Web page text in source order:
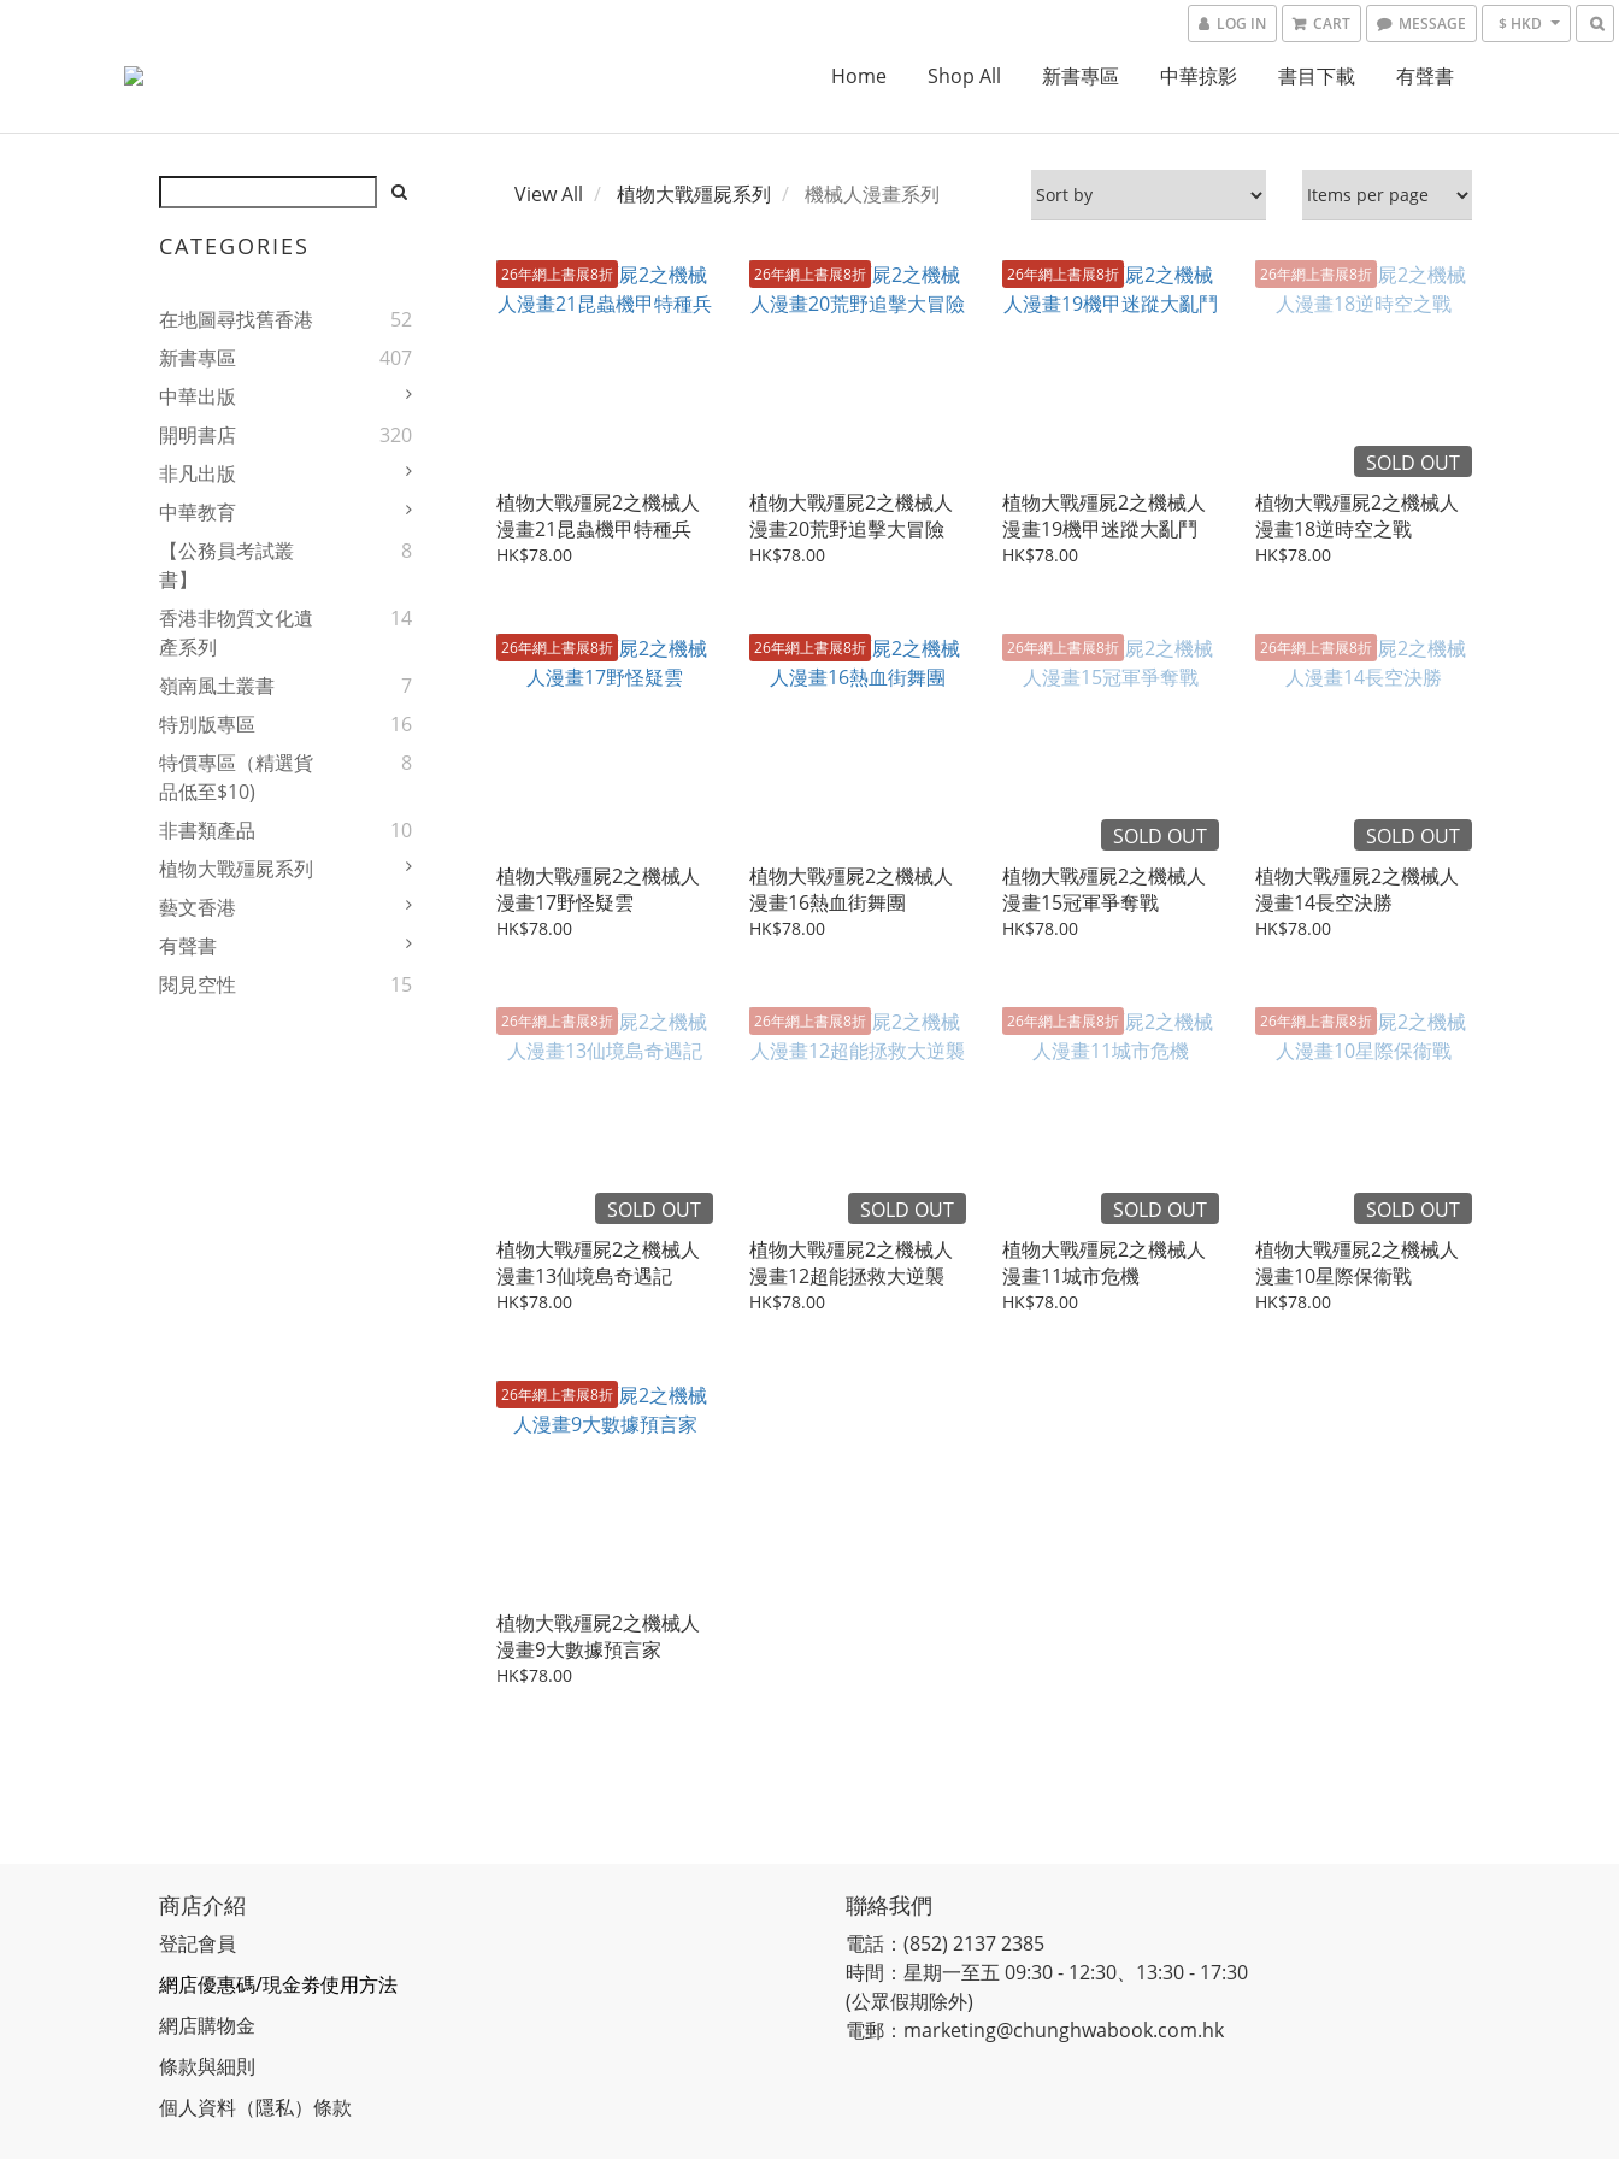
LOG IN CART MESSAGE $ HKD
Home Shop All 新書專區 中華掠影 書目下載 有聲書
CATEGORIES
在地圖尋找舊香港
52
新書專區
407
中華出版
開明書店
320
非凡出版
中華教育
【公務員考試叢
書】
8
香港非物質文化遺
產系列
14
嶺南風土叢書
7
特別版專區
16
特價專區（精選貨
品低至$10)
8
非書類產品
10
植物大戰殭屍系列
藝文香港
有聲書
閱見空性
15
View All 植物大戰殭屍系列 機械人漫畫系列
26年網上書展8折
植物大戰殭屍2之機械人
漫畫21昆蟲機甲特種兵
HK$78.00
26年網上書展8折
植物大戰殭屍2之機械人
漫畫20荒野追擊大冒險
HK$78.00
26年網上書展8折
植物大戰殭屍2之機械人
漫畫19機甲迷蹤大亂鬥
HK$78.00
26年網上書展8折
SOLD OUT
植物大戰殭屍2之機械人
漫畫18逆時空之戰
HK$78.00
26年網上書展8折
植物大戰殭屍2之機械人
漫畫17野怪疑雲
HK$78.00
26年網上書展8折
植物大戰殭屍2之機械人
漫畫16熱血街舞團
HK$78.00
26年網上書展8折
SOLD OUT
植物大戰殭屍2之機械人
漫畫15冠軍爭奪戰
HK$78.00
26年網上書展8折
SOLD OUT
植物大戰殭屍2之機械人
漫畫14長空決勝
HK$78.00
26年網上書展8折
SOLD OUT
植物大戰殭屍2之機械人
漫畫13仙境島奇遇記
HK$78.00
26年網上書展8折
SOLD OUT
植物大戰殭屍2之機械人
漫畫12超能拯救大逆襲
HK$78.00
26年網上書展8折
SOLD OUT
植物大戰殭屍2之機械人
漫畫11城市危機
HK$78.00
26年網上書展8折
SOLD OUT
植物大戰殭屍2之機械人
漫畫10星際保衞戰
HK$78.00
26年網上書展8折
植物大戰殭屍2之機械人
漫畫9大數據預言家
HK$78.00
商店介紹
登記會員
網店優惠碼/現金劵使用方法
網店購物金
條款與細則
個人資料（隱私）條款
聯絡我們
電話：(852) 2137 2385
時間：星期一至五 09:30 - 12:30、13:30 - 17:30
(公眾假期除外)
電郵：marketing@chunghwabook.com.hk